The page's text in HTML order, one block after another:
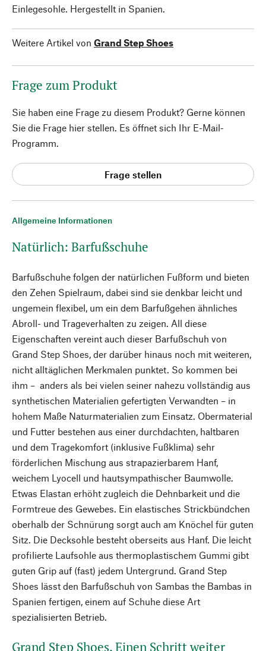
Allgemeine Informationen
Natürlich: Barfußschuhe
Barfußschuhe folgen der natürlichen Fußform und bieten
den Zehen Spielraum, dabei sind sie denkbar leicht und
ungemein flexibel, um ein dem Barfußgehen ähnliches
Abroll- und Trageverhalten zu zeigen. All diese
Eigenschaften vereint auch dieser Barfußschuh von
Grand Step Shoes, der darüber hinaus noch mit weiteren,
nicht alltäglichen Merkmalen punktet. So kommen bei
ihm – anders als bei vielen seiner nahezu vollständig aus
synthetischen Materialien gefertigten Verwandten – in
hohem Maße Naturmaterialien zum Einsatz. Obermaterial
und Futter bestehen aus einer durchdachten, haltbaren
und dem Tragekomfort (inklusive Fußklima) sehr
förderlichen Mischung aus strapazierbarem Hanf,
weichem Lyocell und hautsympathischer Baumwolle.
Etwas Elastan erhöht zugleich die Dehnbarkeit und die
Formtreue des Gewebes. Ein elastisches Strickbündchen
oberhalb der Schnürung sorgt auch am Knöchel für guten
Sitz. Die Decksohle besteht oberseits aus Hanf. Die leicht
profilierte Laufsohle aus thermoplastischem Gummi gibt
guten Grip auf (fast) jedem Untergrund. Grand Step
Shoes lässt den Barfußschuh von Sambas the Bambas in
Spanien fertigen, einem auf Schuhe diese Art
spezialisierten Betrieb.
Grand Step Shoes. Einen Schritt weiter
Einlegesohle. Hergestellt in Spanien.
Weitere Artikel von Grand Step Shoes
Frage zum Produkt
Sie haben eine Frage zu diesem Produkt? Gerne können
Sie die Frage hier stellen. Es öffnet sich Ihr E-Mail-
Programm.
Frage stellen